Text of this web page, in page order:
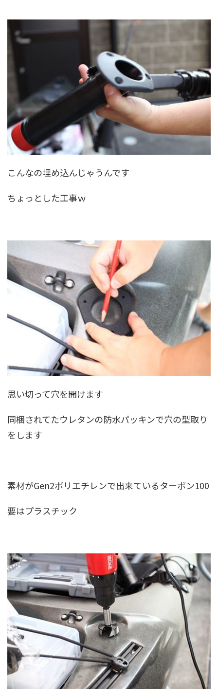
こんなの埋め込んじゃうんです
ちょっとした工事ｗ
思い切って穴を開けます
同梱されてたウレタンの防水パッキンで穴の型取り
をします
素材がGen2ポリエチレンで出来ているターポン100
要はプラスチック